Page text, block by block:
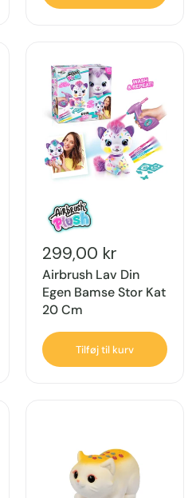
299,00 kr
Airbrush Lav Din
Egen Bamse Stor Kat
20 Cm
Tilføj til kurv